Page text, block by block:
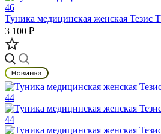
Туника медицинская женская Тезис
3 100 ₽